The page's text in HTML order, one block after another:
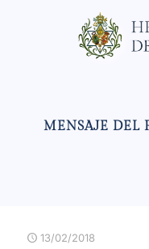
MENSAJE DEL
13/02/2018